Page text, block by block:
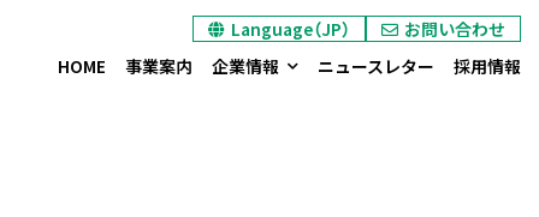
Language（JP） お問い合わせ
HOME 事業案内 企業情報 ニュースレター 採用情報